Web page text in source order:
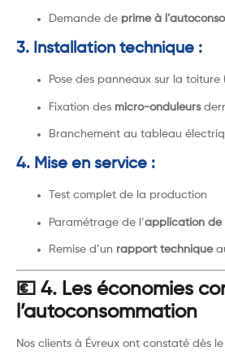
Demande de prime à
3. Installation technique :
Pose des panneaux sur la toiture
Fixation des micro-onduleurs
Branchement au tableau
4. Mise en service :
Test complet de la production
Paramétrage de l’application de
Remise d’un rapport technique
💶 4. Les économies
l’autoconsommation
Nos clients à Évreux ont constaté dès